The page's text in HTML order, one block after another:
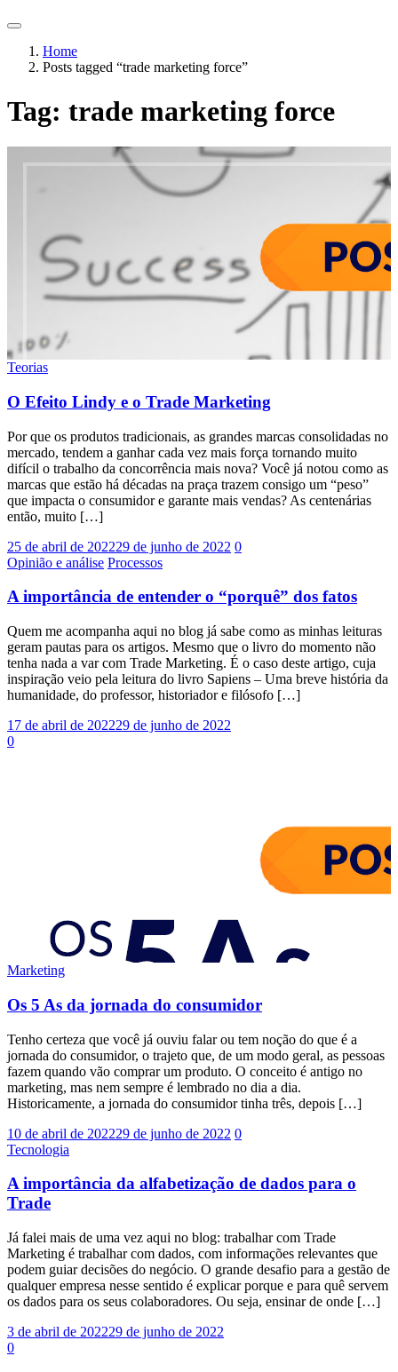
Home
Posts tagged “trade marketing force”
Tag: trade marketing force
Teorias
O Efeito Lindy e o Trade Marketing
Por que os produtos tradicionais, as grandes marcas consolidadas no
mercado, tendem a ganhar cada vez mais força tornando muito
difícil o trabalho da concorrência mais nova? Você já notou como as
marcas que estão há décadas na praça trazem consigo um “peso”
que impacta o consumidor e garante mais vendas? As centenárias
então, muito […]
25 de abril de 202229 de junho de 2022 0
Opinião e análise Processos
A importância de entender o “porquê” dos fatos
Quem me acompanha aqui no blog já sabe como as minhas leituras
geram pautas para os artigos. Mesmo que o livro do momento não
tenha nada a var com Trade Marketing. É o caso deste artigo, cuja
inspiração veio pela leitura do livro Sapiens – Uma breve história da
humanidade, do professor, historiador e filósofo […]
17 de abril de 202229 de junho de 2022
0
Marketing
Os 5 As da jornada do consumidor
Tenho certeza que você já ouviu falar ou tem noção do que é a
jornada do consumidor, o trajeto que, de um modo geral, as pessoas
fazem quando vão comprar um produto. O conceito é antigo no
marketing, mas nem sempre é lembrado no dia a dia.
Historicamente, a jornada do consumidor tinha três, depois […]
10 de abril de 202229 de junho de 2022 0
Tecnologia
A importância da alfabetização de dados para o
Trade
Já falei mais de uma vez aqui no blog: trabalhar com Trade
Marketing é trabalhar com dados, com informações relevantes que
podem guiar decisões do negócio. O grande desafio para a gestão de
qualquer empresa nesse sentido é explicar porque e para quê servem
os dados para os seus colaboradores. Ou seja, ensinar de onde […]
3 de abril de 202229 de junho de 2022
0